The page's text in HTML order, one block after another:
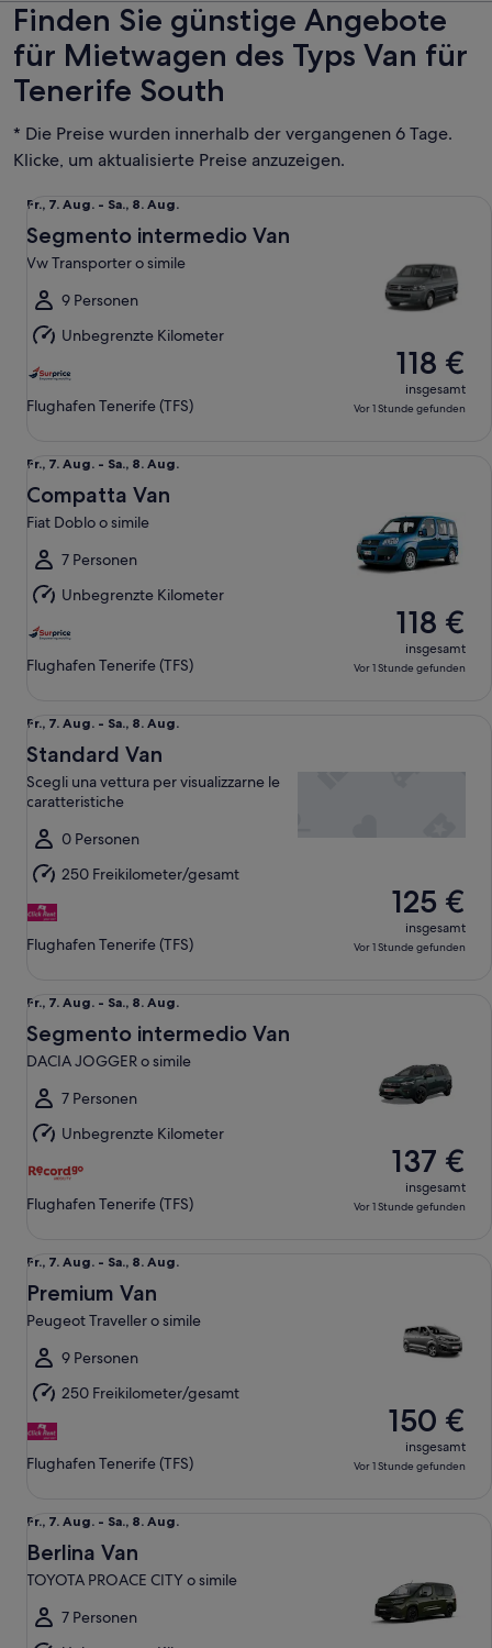
Finden Sie günstige Angebote
für Mietwagen des Typs Van für
Tenerife South
* Die Preise wurden innerhalb der vergangenen 6 Tage.
Klicke, um aktualisierte Preise anzuzeigen.
Fr.,
7.
Aug.
bis
Sa.,
8.
Aug.
Fr., 7. Aug. - Sa., 8. Aug.
Segmento intermedio Van
Vw Transporter o simile
9 Personen
Unbegrenzte Kilometer
Flughafen Tenerife (TFS)
118 €
insgesamt
Vor 1 Stunde gefunden
Fr.,
7.
Aug.
bis
Sa.,
8.
Aug.
Fr., 7. Aug. - Sa., 8. Aug.
Compatta Van
Fiat Doblo o simile
7 Personen
Unbegrenzte Kilometer
Flughafen Tenerife (TFS)
118 €
insgesamt
Vor 1 Stunde gefunden
Fr.,
7.
Aug.
bis
8.
Aug.
Fr., 7. Aug. - Sa., 8. Aug.
Standard Van
Scegli una vettura per visualizzarne le
caratteristiche
0 Personen
250 Freikilometer/gesamt
Flughafen Tenerife (TFS)
125 €
insgesamt
Vor 1 Stunde gefunden
Fr.,
7.
Aug.
bis
Sa.,
8.
Aug.
Fr., 7. Aug. - Sa., 8. Aug.
Segmento intermedio Van
DACIA JOGGER o simile
7 Personen
Unbegrenzte Kilometer
Flughafen Tenerife (TFS)
137 €
insgesamt
Vor 1 Stunde gefunden
Fr.,
7.
Aug.
bis
Sa.,
8.
Aug.
Fr., 7. Aug. - Sa., 8. Aug.
Premium Van
Peugeot Traveller o simile
9 Personen
250 Freikilometer/gesamt
Flughafen Tenerife (TFS)
150 €
insgesamt
Vor 1 Stunde gefunden
Fr.,
7.
Aug.
bis
Sa.,
8.
Fr., 7. Aug. - Sa., 8. Aug.
Berlina Van
TOYOTA PROACE CITY o simile
7 Personen